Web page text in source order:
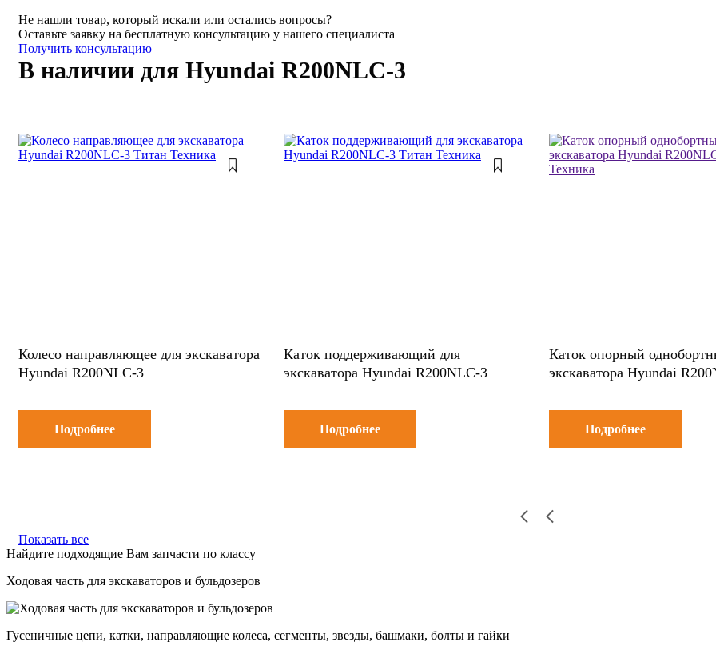
Не нашли товар, который искали или остались вопросы?
Оставьте заявку на бесплатную консультацию у нашего специалиста
Получить консультацию
В наличии для Hyundai R200NLC-3
Колесо направляющее для экскаватора
Hyundai R200NLC-3
Подробнее
Каток поддерживающий для
экскаватора Hyundai R200NLC-3
Подробнее
Каток опорный
экскаватора Hyundai
Подробнее
Показать все
Найдите подходящие Вам запчасти по классу
Ходовая часть для экскаваторов и бульдозеров
Гусеничные цепи, катки, направляющие колеса, сегменты, звезды, башмаки, болты и гайки